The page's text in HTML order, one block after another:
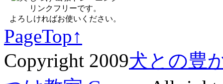
リンクフリーです。
よろしければお使いください。
PageTop↑
Copyright 2009犬との豊